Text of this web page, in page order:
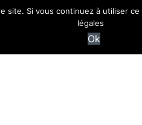
Si vous continuez à utiliser
légales
Ok